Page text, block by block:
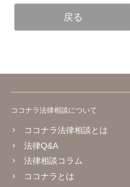
ココナラ法律相談について
ココナラ法律相談とは
法律Q&A
法律相談コラム
ココナラとは